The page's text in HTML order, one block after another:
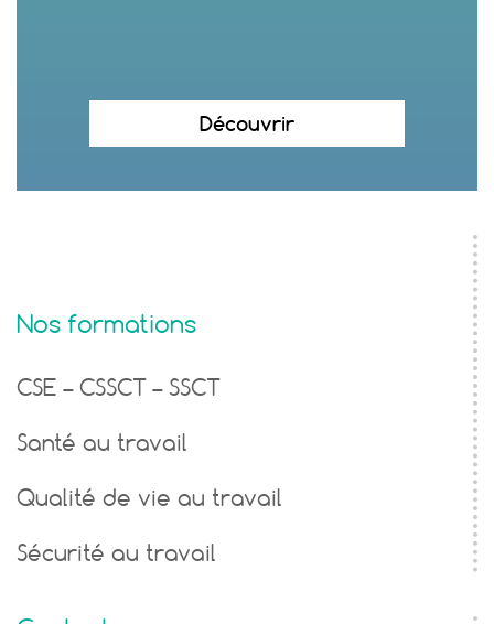
Découvrir
Nos formations
CSE – CSSCT – SSCT
Santé au travail
Qualité de vie au travail
Sécurité au travail